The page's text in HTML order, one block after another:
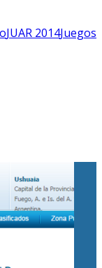
JUAR 2014Juegos